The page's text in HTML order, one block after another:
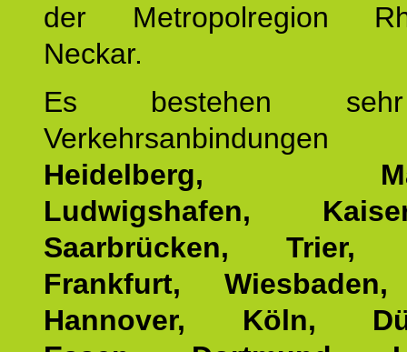
der Metropolregion
Neckar.
Es bestehen
Heidelberg,
Ludwigshafen,
Saarbrücken, Trier,
Frankfurt,
Hannover, Köln,